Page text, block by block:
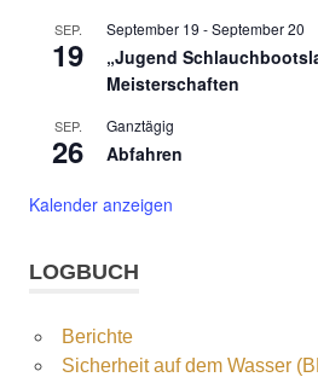
SEP.
19
September 19 -September 20
„Jugend
Meisterschaften
SEP.
26
Ganztägig
Abfahren
Kalender anzeigen
LOGBUCH
Berichte
Sicherheit auf dem Wasser